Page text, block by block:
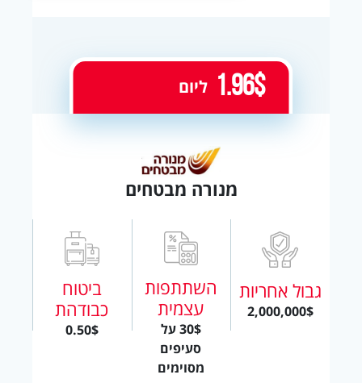
מנורה מבטחים
גבול אחריות
2,000,000$
השתתפות
עצמית
30$ על
סעיפים
מסוימים
ביטוח
כבודהת
0.50$
1.96$ ליום